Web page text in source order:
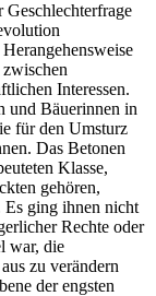
Interessen.
und Bäuerinnen in
für den Umsturz
Das Betonen
Klasse,
gehören,
Es ging ihnen nicht
Rechte oder
war, die
zu verändern
der engsten